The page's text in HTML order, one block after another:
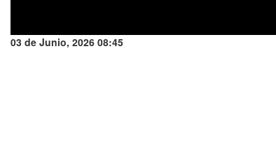
03 de Junio, 2026 08:45